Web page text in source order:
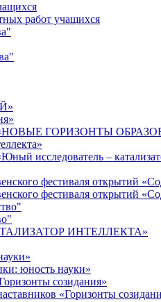
работ учащихся
«НОВЫЕ ГОРИЗОНТЫ
исследователь –
фестиваля открытий
фестиваля открытий
ИНТЕЛЛЕКТА»
юность науки»
созидания»
«Горизонты